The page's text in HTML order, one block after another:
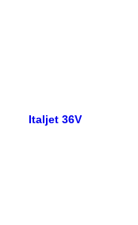
Italjet 36V